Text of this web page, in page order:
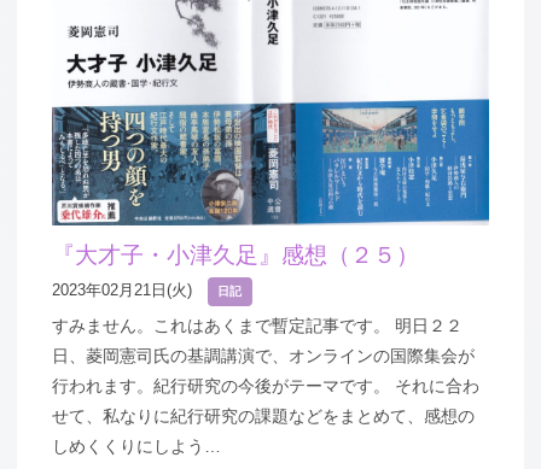
『大才子・小津久足』感想（２５）
2023年02月21日(火) 日記
すみません。これはあくまで暫定記事です。 明日２２
日、菱岡憲司氏の基調講演で、オンラインの国際集会が
行われます。紀行研究の今後がテーマです。 それに合わ
せて、私なりに紀行研究の課題などをまとめて、感想の
しめくくりにしよう…